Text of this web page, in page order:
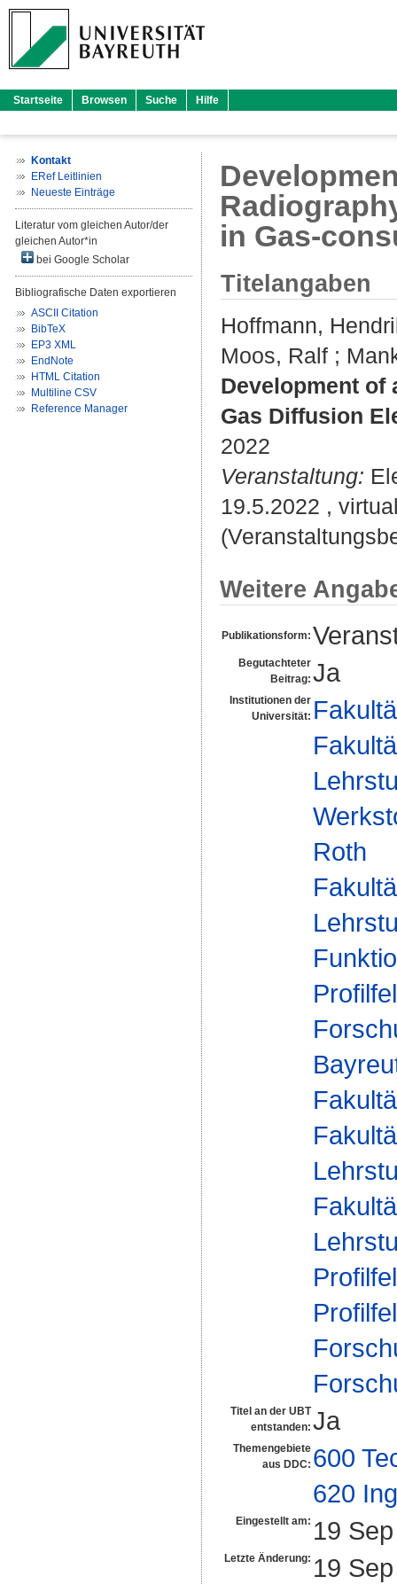
Startseite Browsen Suche Hilfe
Kontakt
ERef Leitlinien
Neueste Einträge
Literatur vom gleichen Autor/der
gleichen Autor*in
bei Google Scholar
Bibliografische Daten exportieren
ASCII Citation
BibTeX
EP3 XML
EndNote
HTML Citation
Multiline CSV
Reference Manager
in Gas-
Titelangaben
Hoffmann,
Moos, Ralf ;
Development of
Gas Diffusion
2022
Veranstaltung:
19.5.2022 ,
Weitere
Publikationsform:
Begutachteter
Beitrag: Ja
Institutionen der
Universität:
Roth
Titel an der UBT
entstanden: Ja
Themengebiete
aus DDC: 600
620
Eingestellt am: 19
Letzte Änderung: 19